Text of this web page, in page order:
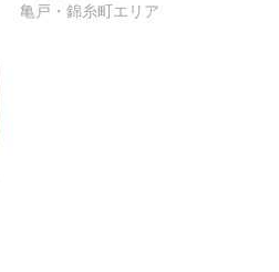
亀戸・錦糸町エリア